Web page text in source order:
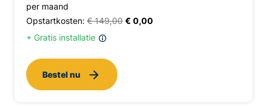
per maand
Opstartkosten: € 149,00 € 0,00
+ Gratis installatie
Bestel nu